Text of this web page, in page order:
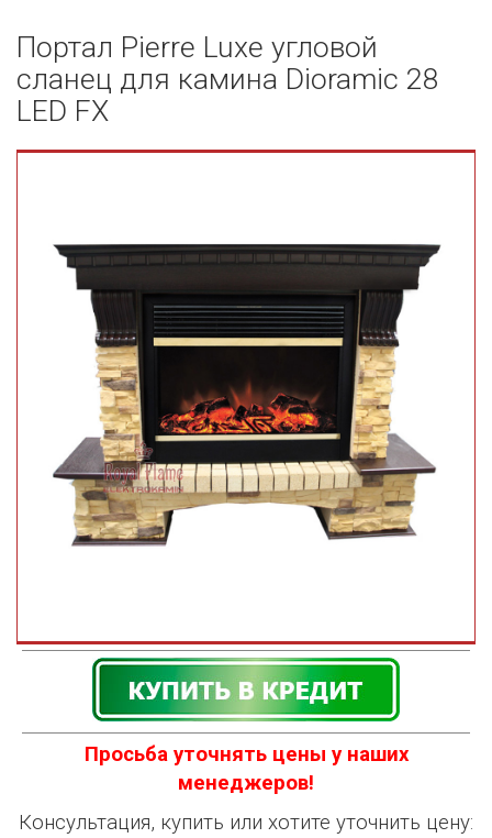
Портал Pierre Luxe угловой
сланец для камина Dioramic 28
LED FX
Просьба уточнять цены у наших
менеджеров!
Консультация, купить или хотите уточнить цену: